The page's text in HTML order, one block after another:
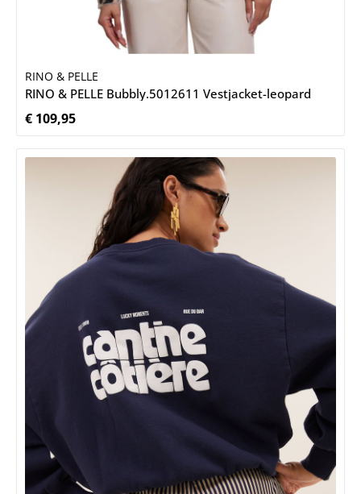
RINO & PELLE
RINO & PELLE Bubbly.5012611 Vestjacket-leopard
Normale prijs:
€ 109,95